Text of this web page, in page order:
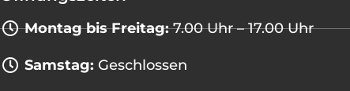
Montag bis Freitag:7.00 Uhr – 17.00 Uhr
Samstag: Geschlossen